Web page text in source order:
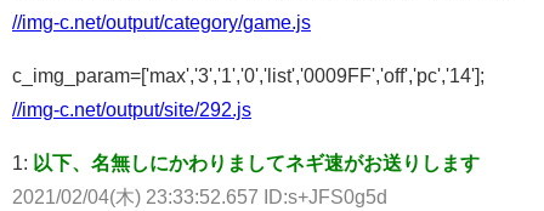
//img-c.net/output/category/game.js
c_img_param=['max','3','1','0','list','0009FF','off','pc','14'];
//img-c.net/output/site/292.js
1: 以下、名無しにかわりましてネギ速がお送りします
2021/02/04(木) 23:33:52.657 ID:s+JFS0g5d